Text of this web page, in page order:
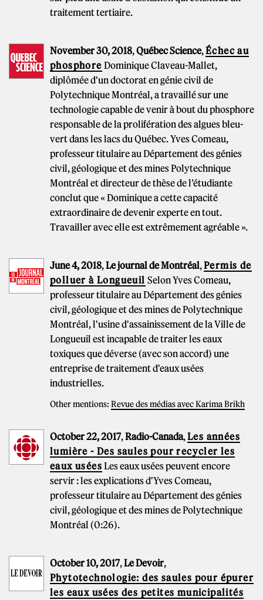
traitement tertiaire.
November 30, 2018,Québec Science,Échec au
phosphore Dominique Claveau-Mallet,
diplômée d'un doctorat en génie civil de
Polytechnique Montréal, a travaillé sur une
technologie capable de venir à bout du phosphore
responsable de la prolifération des algues bleu-
vert dans les lacs du Québec. Yves Comeau,
professeur titulaire au Département des génies
civil, géologique et des mines Polytechnique
Montréal et directeur de thèse de l’étudiante
conclut que « Dominique a cette capacité
extraordinaire de devenir experte en tout.
Travailler avec elle est extrêmement agréable ».
June 4, 2018,Le journal de Montréal,Permis de
polluer à Longueuil Selon Yves Comeau,
professeur titulaire au Département des génies
civil, géologique et des mines de Polytechnique
Montréal, l'usine d'assainissement de la Ville de
Longueuil est incapable de traiter les eaux
toxiques que déverse (avec son accord) une
entreprise de traitement d'eaux usées
industrielles.
Other mentions: Revue des médias avec Karima Brikh
October 22, 2017,Radio-Canada,Les années
lumière - Des saules pour recycler les
eaux usées Les eaux usées peuvent encore
servir : les explications d'Yves Comeau,
professeur titulaire au Département des génies
civil, géologique et des mines de Polytechnique
Montréal (0:26).
October 10, 2017,Le Devoir,
Phytotechnologie: des saules pour épurer
les eaux usées des petites municipalités